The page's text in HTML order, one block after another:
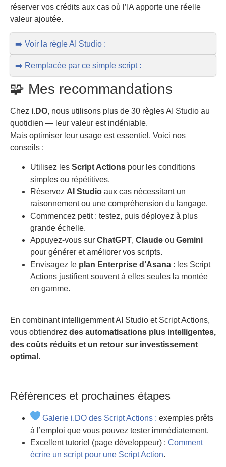
réserver vos crédits aux cas où l’IA apporte une réelle
valeur ajoutée.
➡️ Voir la règle AI Studio :
➡️ Remplacée par ce simple script :
🧩 Mes recommandations
Chez i.DO, nous utilisons plus de 30 règles AI Studio au
quotidien — leur valeur est indéniable.
Mais optimiser leur usage est essentiel. Voici nos
conseils :
Utilisez les Script Actions pour les conditions
simples ou répétitives.
Réservez AI Studio aux cas nécessitant un
raisonnement ou une compréhension du langage.
Commencez petit : testez, puis déployez à plus
grande échelle.
Appuyez-vous sur ChatGPT, Claude ou Gemini
pour générer et améliorer vos scripts.
Envisagez le plan Enterprise d’Asana : les Script
Actions justifient souvent à elles seules la montée
en gamme.
En combinant intelligemment AI Studio et Script Actions,
vous obtiendrez des automatisations plus intelligentes,
des coûts réduits et un retour sur investissement
optimal .
Références et prochaines étapes
Galerie i.DO des Script Actions : exemples prêts
à l’emploi que vous pouvez tester immédiatement.
Excellent tutoriel (page développeur) : Comment
écrire un script pour une Script Action.